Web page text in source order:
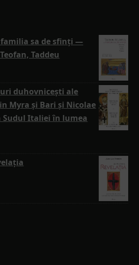
sa de sfinți —
Taddeu
duhovnicești ale
Myra și Bari și Nicolae
Sudul Italiei în lumea